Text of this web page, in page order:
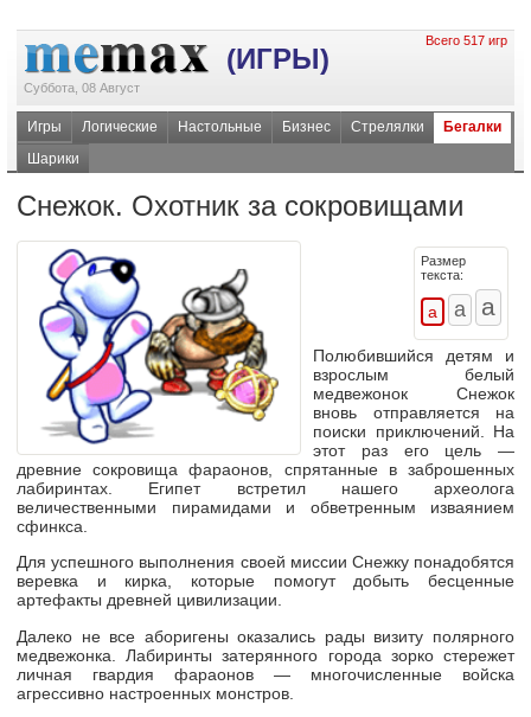
(ИГРЫ)
Суббота, 08 Август
Всего 517 игр
Игры Логические Настольные Бизнес Стрелялки
Бегалки
Шарики
Снежок. Охотник за сокровищами
Размер
текста:
Полюбившийся детям и
взрослым белый
медвежонок Снежок
вновь отправляется на
поиски приключений. На
этот раз его цель —
древние сокровища фараонов, спрятанные в заброшенных
лабиринтах. Египет встретил нашего археолога
величественными пирамидами и обветренным изваянием
сфинкса.
Для успешного выполнения своей миссии Снежку понадобятся
веревка и кирка, которые помогут добыть бесценные
артефакты древней цивилизации.
Далеко не все аборигены оказались рады визиту полярного
медвежонка. Лабиринты затерянного города зорко стережет
личная гвардия фараонов — многочисленные войска
агрессивно настроенных монстров.